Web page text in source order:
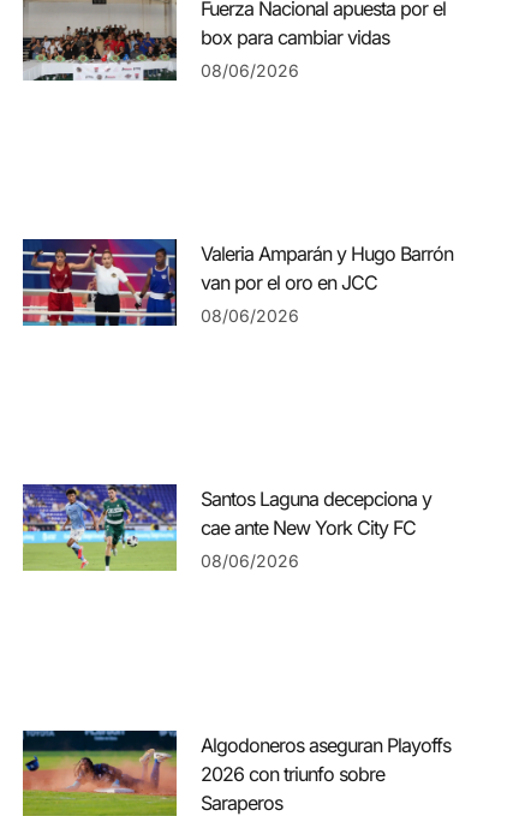
Fuerza Nacional apuesta por el
box para cambiar vidas
08/06/2026
Valeria Amparán y Hugo Barrón
van por el oro en JCC
08/06/2026
Santos Laguna decepciona y
cae ante New York City FC
08/06/2026
Algodoneros aseguran Playoffs
2026 con triunfo sobre
Saraperos